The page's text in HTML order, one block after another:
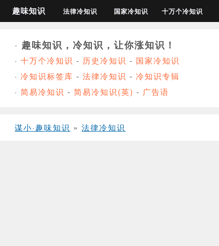
趣味知识 法律冷知识 国家冷知识 十万个冷知识
· 趣味知识，冷知识，让你涨知识！
· 十万个冷知识 - 历史冷知识 - 国家冷知识
· 冷知识标签库 - 法律冷知识 - 冷知识专辑
· 简易冷知识 - 简易冷知识(英) - 广告语
谋小·趣味知识 » 法律冷知识